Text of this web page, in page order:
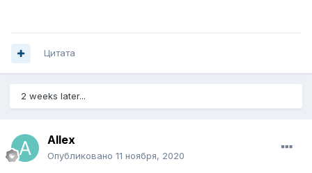
Цитата
2 weeks later...
Allex
Опубликовано 11 ноября, 2020